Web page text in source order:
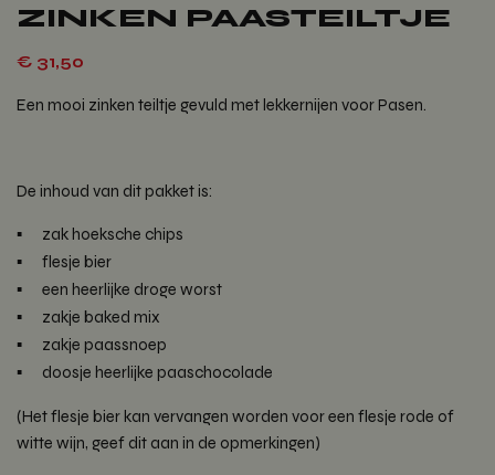
ZINKEN PAASTEILTJE
€ 31,50
Een mooi zinken teiltje gevuld met lekkernijen voor Pasen.
De inhoud van dit pakket is:
zak hoeksche chips
flesje bier
een heerlijke droge worst
zakje baked mix
zakje paassnoep
doosje heerlijke paaschocolade
(Het flesje bier kan vervangen worden voor een flesje rode of
witte wijn, geef dit aan in de opmerkingen)